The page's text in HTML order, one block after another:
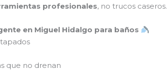
profesionales, no trucos caseros.
en Miguel Hidalgo para baños
que no drenan